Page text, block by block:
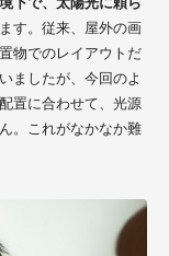
す。従来、屋外の画
物でのレイアウトだ
ましたが、今回のよ
置に合わせて、光源
。これがなかなか難